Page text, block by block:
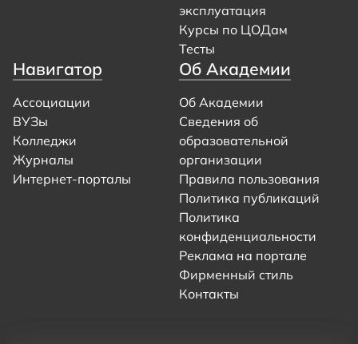
эксплуатация
Курсы по ЦОДам
Тесты
Навигатор
Ассоциации
ВУЗы
Колледжи
Журналы
Интернет-порталы
Об Академии
Об Академии
Сведения об
образовательной
организации
Правила пользования
Политика публикаций
Политика
конфиденциальности
Реклама на портале
Фирменный стиль
Контакты